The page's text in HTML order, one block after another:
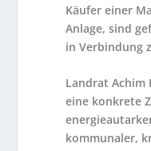
Käufer einer
Anlage, sind
in Verbindung
Landrat
eine konkrete
kommunaler,